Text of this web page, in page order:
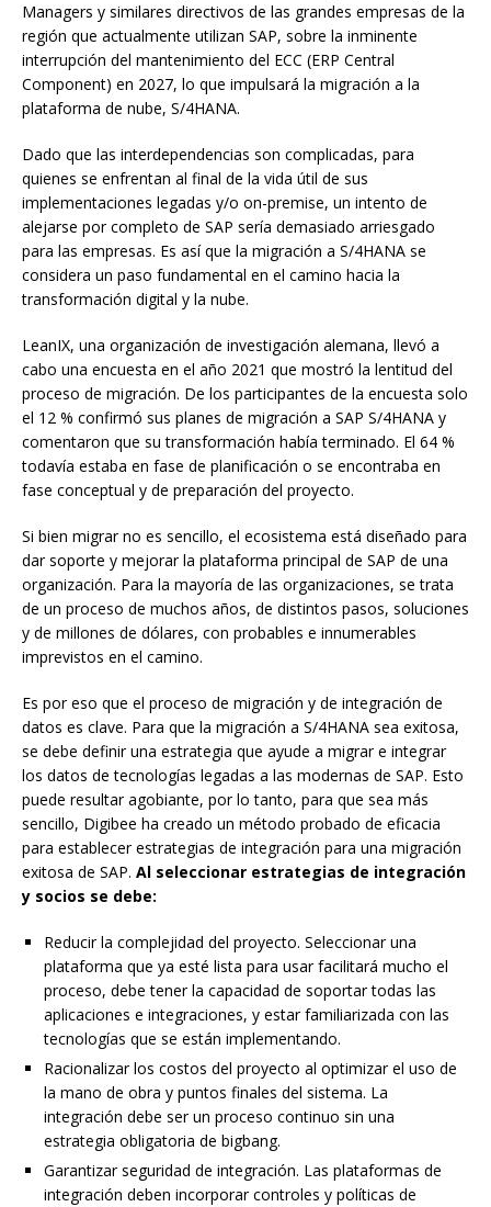
Managers y similares directivos de las grandes empresas de la
región que actualmente utilizan SAP, sobre la inminente
interrupción del mantenimiento del ECC (ERP Central
Component) en 2027, lo que impulsará la migración a la
plataforma de nube, S/4HANA.
Dado que las interdependencias son complicadas, para
quienes se enfrentan al final de la vida útil de sus
implementaciones legadas y/o on-premise, un intento de
alejarse por completo de SAP sería demasiado arriesgado
para las empresas. Es así que la migración a S/4HANA se
considera un paso fundamental en el camino hacia la
transformación digital y la nube.
LeanIX, una organización de investigación alemana, llevó a
cabo una encuesta en el año 2021 que mostró la lentitud del
proceso de migración. De los participantes de la encuesta solo
el 12 % confirmó sus planes de migración a SAP S/4HANA y
comentaron que su transformación había terminado. El 64 %
todavía estaba en fase de planificación o se encontraba en
fase conceptual y de preparación del proyecto.
Si bien migrar no es sencillo, el ecosistema está diseñado para
dar soporte y mejorar la plataforma principal de SAP de una
organización. Para la mayoría de las organizaciones, se trata
de un proceso de muchos años, de distintos pasos, soluciones
y de millones de dólares, con probables e innumerables
imprevistos en el camino.
Es por eso que el proceso de migración y de integración de
datos es clave. Para que la migración a S/4HANA sea exitosa,
se debe definir una estrategia que ayude a migrar e integrar
los datos de tecnologías legadas a las modernas de SAP. Esto
puede resultar agobiante, por lo tanto, para que sea más
sencillo, Digibee ha creado un método probado de eficacia
para establecer estrategias de integración para una migración
exitosa de SAP. Al seleccionar estrategias de integración
y socios se debe:
Reducir la complejidad del proyecto. Seleccionar una
plataforma que ya esté lista para usar facilitará mucho el
proceso, debe tener la capacidad de soportar todas las
aplicaciones e integraciones, y estar familiarizada con las
tecnologías que se están implementando.
Racionalizar los costos del proyecto al optimizar el uso de
la mano de obra y puntos finales del sistema. La
integración debe ser un proceso continuo sin una
estrategia obligatoria de bigbang.
Garantizar seguridad de integración. Las plataformas de
integración deben incorporar controles y políticas de